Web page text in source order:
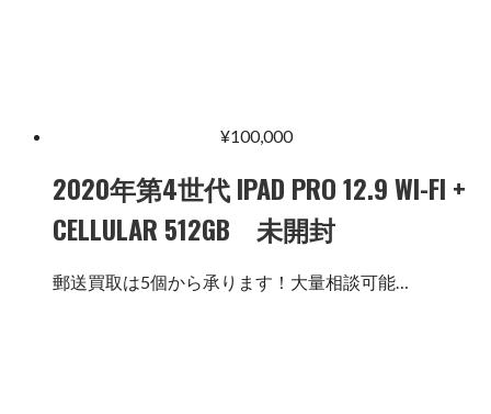
¥100,000
2020年第4世代 IPAD PRO 12.9 WI-FI +
CELLULAR 512GB 未開封
郵送買取は5個から承ります！大量相談可能…